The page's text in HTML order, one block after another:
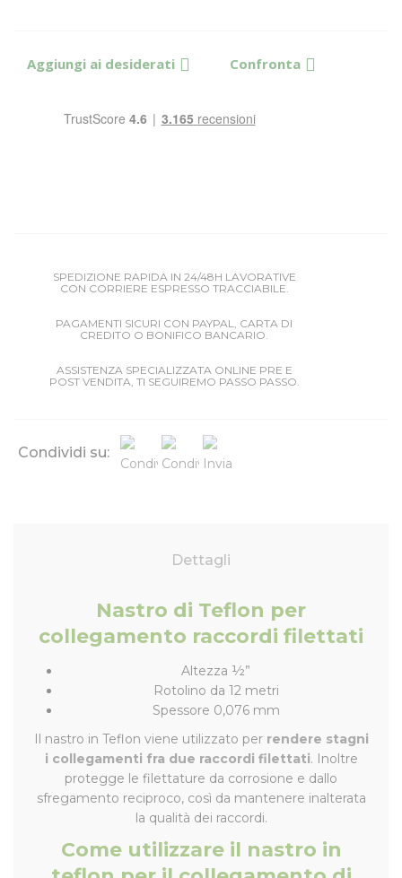
Aggiungi ai desiderati Confronta
SPEDIZIONE RAPIDA IN 24/48H LAVORATIVE
CON CORRIERE ESPRESSO TRACCIABILE.
PAGAMENTI SICURI CON PAYPAL, CARTA DI
CREDITO O BONIFICO BANCARIO.
ASSISTENZA SPECIALIZZATA ONLINE PRE E
POST VENDITA, TI SEGUIREMO PASSO PASSO.
Condividi su:
Dettagli
Nastro di Teflon per
collegamento raccordi filettati
Altezza ½”
Rotolino da 12 metri
Spessore 0,076 mm
Il nastro in Teflon viene utilizzato per rendere stagni
i collegamenti fra due raccordi filettati. Inoltre
protegge le filettature da corrosione e dallo
sfregamento reciproco, così da mantenere inalterata
la qualità dei raccordi.
Come utilizzare il nastro in